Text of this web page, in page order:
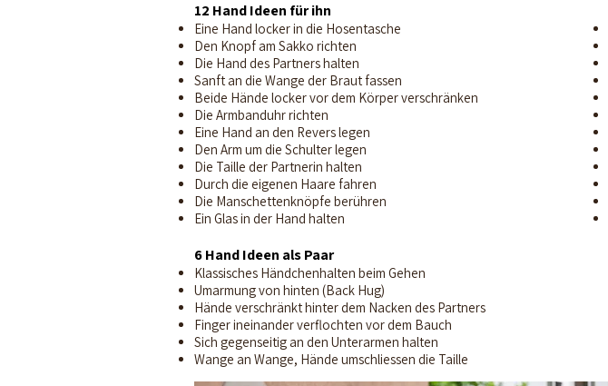
12 Hand Ideen für ihn
Eine Hand locker in die Hosentasche
Den Knopf am Sakko richten
Die Hand des Partners halten
Sanft an die Wange der Braut fassen
Beide Hände locker vor dem Körper verschränken
Die Armbanduhr richten
Eine Hand an den Revers legen
Den Arm um die Schulter legen
Die Taille der Partnerin halten
Durch die eigenen Haare fahren
Die Manschettenknöpfe berühren
Ein Glas in der Hand halten
6 Hand Ideen als Paar
Klassisches Händchenhalten beim Gehen
Umarmung von hinten (Back Hug)
Hände verschränkt hinter dem Nacken des Partners
Finger ineinander verflochten vor dem Bauch
Sich gegenseitig an den Unterarmen halten
Wange an Wange, Hände umschliessen die Taille